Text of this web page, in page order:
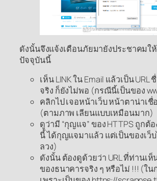
ดังนั้นจึงแจ้งเตือนภัยมายังประชาคมใ
ปัจจุบันนี้
เห็น LINK ใน Email แล้วเป็น
จริง ก็ยังไม่พอ (กรณีนี้เป็นของ
คลิกไป เจอหน้าเว็บ หน้าตาน่าเ
(ตามภาพ เลียนแบบเหมือนมาก)
ดูว่ามี “กุญแจ” ของ HTTPS ถูก
นี้ ได้กุญแจมาแล้ว แต่เป็นของเว็
ลวง)
ดังนั้น ต้องดูด้วยว่า URL ที่ท่านเ
ของธนาคารจริง ๆ หรือไม่ !!! (ใ